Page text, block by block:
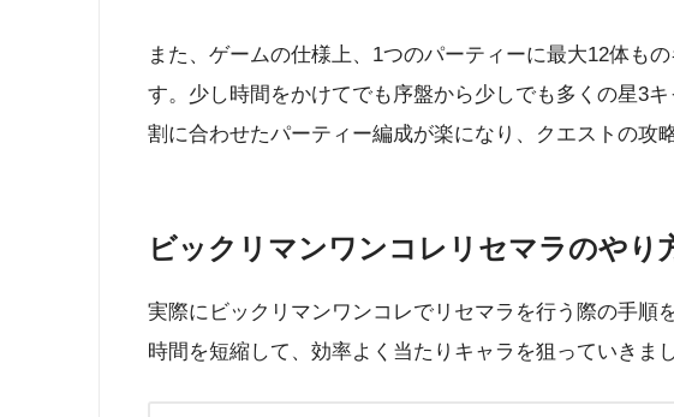
また、ゲームの仕様上、1つのパーティーに最大12体も
す。少し時間をかけてでも序盤から少しでも多くの星3
割に合わせたパーティー編成が楽になり、クエストの攻
ビックリマンワンコレリセマラのやり
実際にビックリマンワンコレでリセマラを行う際の手順
時間を短縮して、効率よく当たりキャラを狙っていきまし